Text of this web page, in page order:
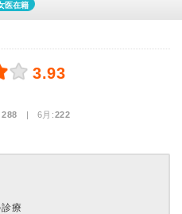
医在籍
3.93
288 | 6月:222
療